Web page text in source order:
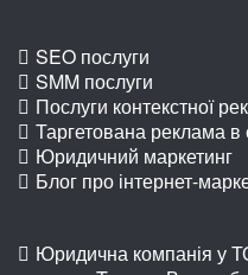
SEO послуги
SMM послуги
Послуги контекстної
Таргетована реклама
Юридичний маркетинг
Блог про інтернет-
Юридична компанія у